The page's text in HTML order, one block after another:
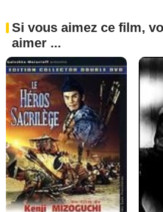
Si vous aimez ce film,
aimer ...